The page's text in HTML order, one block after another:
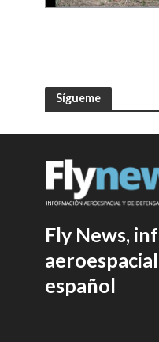
Sígueme
Fly News,
español